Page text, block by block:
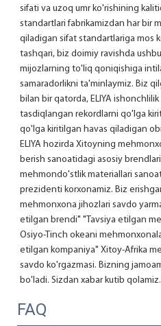
sifati va uzoq umr ko'rishining
standartlari fabrikamizdan har bir
qiladigan sifat standartlariga mos
tashqari, biz doimiy ravishda
mijozlarning to'liq qoniqishiga
samaradorlikni ta'minlaymiz. Biz
bilan bir qatorda, ELIYA
tasdiqlangan rekordlarni qo'lga
qo'lga kiritilgan havas qiladigan
ELIYA hozirda Xitoyning
berish sanoatidagi asosiy
mehmondo'stlik materiallari
prezidenti korxonamiz. Biz
mehmonxona jihozlari savdo
etilgan brendi" "Tavsiya etilgan
Osiyo-Tinch okeani
etilgan kompaniya" Xitoy-Afrika
savdo ko'rgazmasi. Bizning
bo'ladi. Sizdan xabar kutib qolamiz.
FAQ